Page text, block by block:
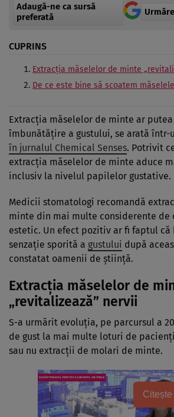
Adaugă-ne ca sursă
preferată
CUPRINS
Extracția măselelor de minte
De ce este bine să scoatem
Extracția măselelor de minte ar
îmbunătățire a gustului, se arată într-
în jurnalul Chemical Senses. Potrivit
extracția măselelor de minte aduce
inclusiv la nivelul papilelor gustative.
Medicii stomatologi recomandă
minte din mai multe considerente de
estetic. Un efect pozitiv ar fi faptul că
senzație sporită a gustului după
constatat oamenii de știință.
Extracția măselelor de
„revitalizează” nervii
S-a urmărit evoluția, pe parcursul a
de gust la mai multe loturi de
sau nu extracții de molari de minte.
Citește